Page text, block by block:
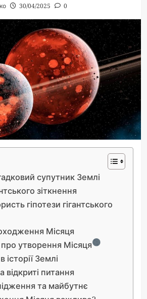
30/04/2025 0
супутник Землі
зіткнення
гіпотези гігантського
Місяця
про утворення Місяця
історії Землі
відкриті питання
та майбутнє